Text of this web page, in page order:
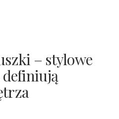
– stylowe
definiują